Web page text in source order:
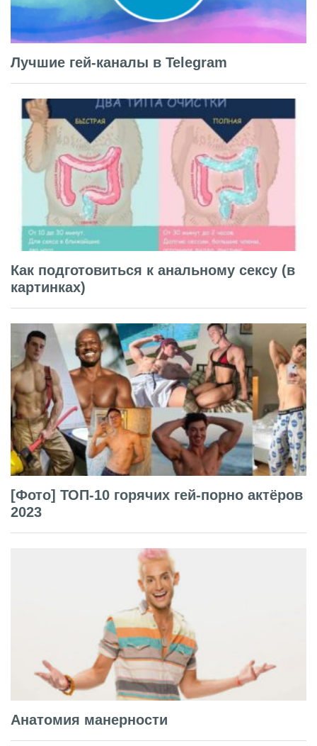
Лучшие гей-каналы в Telegram
Как подготовиться к анальному сексу (в
картинках)
[Фото] ТОП-10 горячих гей-порно актёров
2023
Анатомия манерности